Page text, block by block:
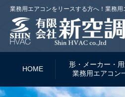
業務用エアコンをリースする方へ！業務
HOME
形・メーカー・用
業務用エアコン